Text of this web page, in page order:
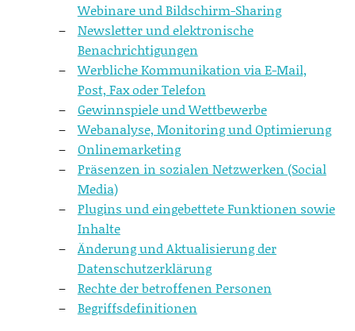
Webinare und Bildschirm-Sharing
Newsletter und elektronische
Benachrichtigungen
Werbliche Kommunikation via E-Mail,
Post, Fax oder Telefon
Gewinnspiele und Wettbewerbe
Webanalyse, Monitoring und Optimierung
Onlinemarketing
Präsenzen in sozialen Netzwerken (Social
Media)
Plugins und eingebettete Funktionen sowie
Inhalte
Änderung und Aktualisierung der
Datenschutzerklärung
Rechte der betroffenen Personen
Begriffsdefinitionen